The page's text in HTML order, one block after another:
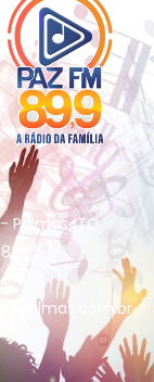
- Palmas-TO